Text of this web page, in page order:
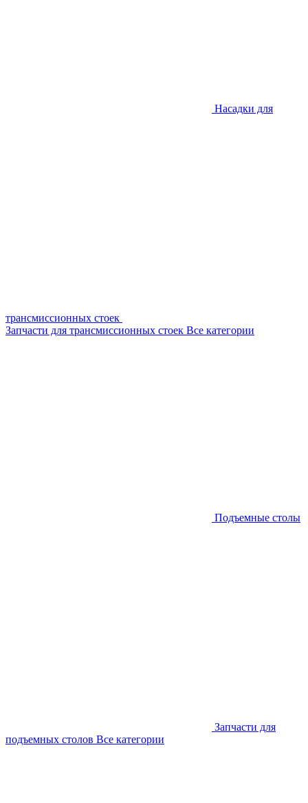
Насадки для
трансмиссионных стоек
Запчасти для трансмиссионных стоек Все категории
Подъемные столы
Запчасти для
подъемных столов Все категории